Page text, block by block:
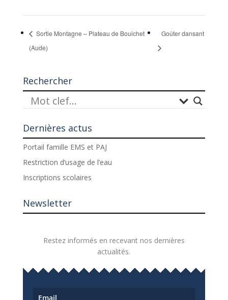
Sortie Montagne – Plateau de Bouichet
(Aude)
Goûter dansant
Rechercher
Dernières actus
Portail famille EMS et PAJ
Restriction d’usage de l’eau
Inscriptions scolaires
Newsletter
Restez informés en recevant nos dernières
actualités.